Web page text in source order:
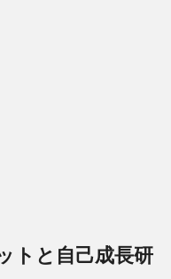
トと自己成長研